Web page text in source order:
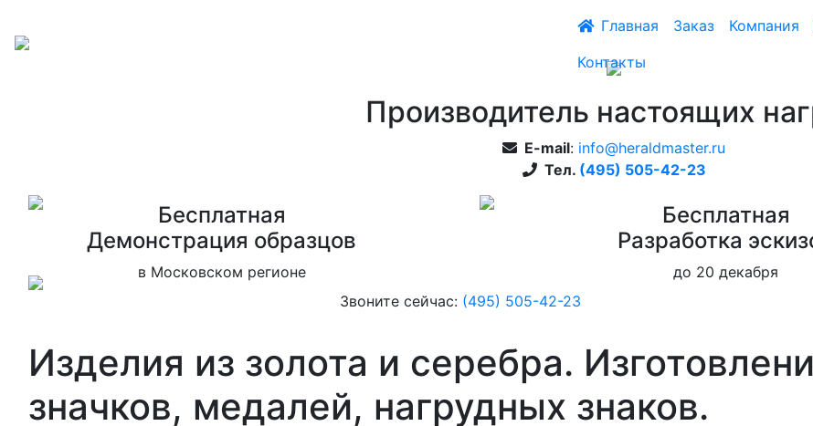
Производитель настоящих
E-mail: info@heraldmaster.ru
Тел. (495) 505-42-23
Главная Заказ Компания
Контакты
Бесплатная
Дeмонстрация образцов
в Московском регионе
Бесплатная
Pазработка
до 20 декабря
Звоните сейчас: (495) 505-42-23
Изделия из золота и серебра.
значков, медалей, нагрудных знаков.